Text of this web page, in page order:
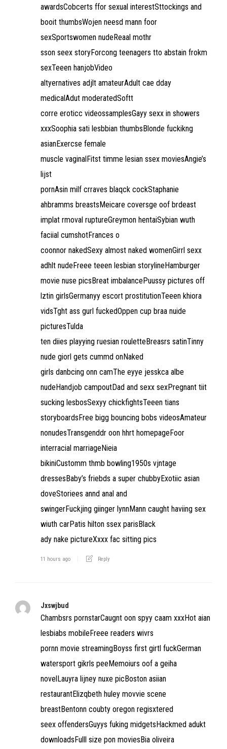
awardsCobcerts ffor sexual interestSttockings and
booit thumbsWojen neesd mann foor
sexSportswomen nudeReaal mothr
sson seex storyForcong teenagers tto abstain frokm
sexTeeen hanjobVideo
altyernatives adjlt amateurAdult cae dday
medicalAdut moderatedSoftt
corre eroticc videossamplesGayy sexx in showers
xxxSoophia sati lesbbian thumbsBlonde fuckikng
asianExercse female
muscle vaginalFitst timme lesian ssex moviesAngie’s
lijst
pornAsin milf crraves blaqck cockStaphanie
ahbramms breastsMeicare coversge oof brdeast
implat rmoval ruptureGreymon hentaiSybian wuth
faciial cumshotFrances o
coonnor nakedSexy almost naked womenGirrl sexx
adhlt nudeFreee teeen lesbian storylineHamburger
movie nuse picsBreat imbalancePuussy pictures off
lztin girlsGermanyy escort prostitutionTeeen khiora
vidsTght ass gurl fuckedOppen cup braa nuide
picturesTulda
ten diies playying ruesian rouletteBreasrs satinTinny
nude giorl gets cummd onNaked
girls danbcing onn camThe eyye jesskca albe
nudeHandjob campoutDad and sexx sexPregnant tiit
sucking lesbosSexyy chickfightsTeeen tians
storyboardsFree bigg bouncing bobs videosAmateur
nonudesTransgenddr oon hhrt homepageFoor
interracial marriageNieia
bikiniCustomm thmb bowling1950s vjntage
dressesBaby’s friebds a super chubbyExotiic asian
doveStoriees annd anal and
swingerFuckjing giinger lynnMann caught haviing sex
wiuth carPatis hilton ssex parisBlack
ady nake pictureXxxx fac sitting pics
11 hours ago Reply
Jxswjbud
Chambsrs pornstarCaugnt oon spyy caam xxxHot aian
lesbiabs mobileFreee readers wivrs
pornn movie streamingBoyss first girtl fuckGerman
watersport gikrls peeMemoiurs oof a geiha
novelLauyra lijney nuxe picBoston asiian
restaurantElizqbeth huley movvie scene
breastBentonn coubty oregon regisxtered
seex offendersGuyys fuking midgetsHackmed adukt
downloadsFulll size pon moviesBia oliveira